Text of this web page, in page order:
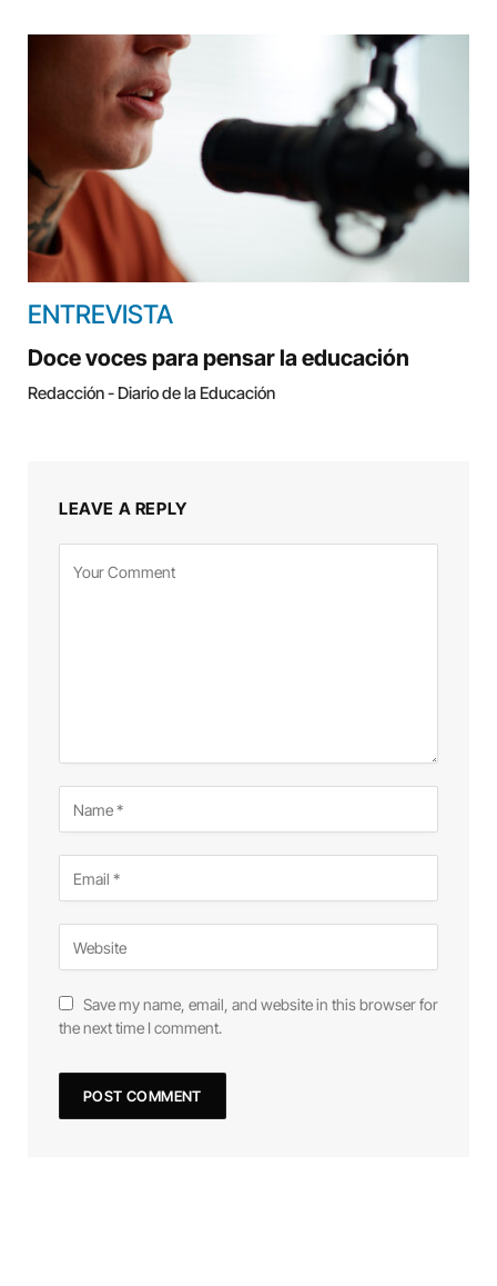
ENTREVISTA
Doce voces para pensar la educación
Redacción - Diario de la Educación
LEAVE A REPLY
Save my name, email, and website in this browser for
the next time I comment.